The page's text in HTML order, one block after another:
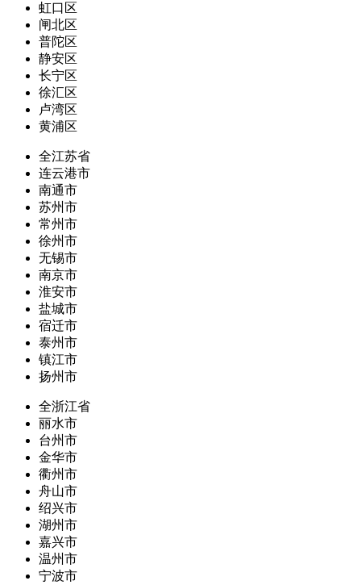
虹口区
闸北区
普陀区
静安区
长宁区
徐汇区
卢湾区
黄浦区
全江苏省
连云港市
南通市
苏州市
常州市
徐州市
无锡市
南京市
淮安市
盐城市
宿迁市
泰州市
镇江市
扬州市
全浙江省
丽水市
台州市
金华市
衢州市
舟山市
绍兴市
湖州市
嘉兴市
温州市
宁波市